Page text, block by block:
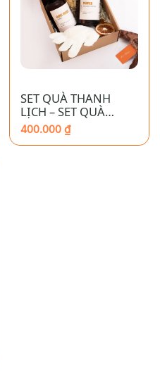
SET QUÀ THANH
LỊCH – SET QUÀ
TẶNG CHO DOANH
NGHIỆP CAO CẤP
400.000 ₫